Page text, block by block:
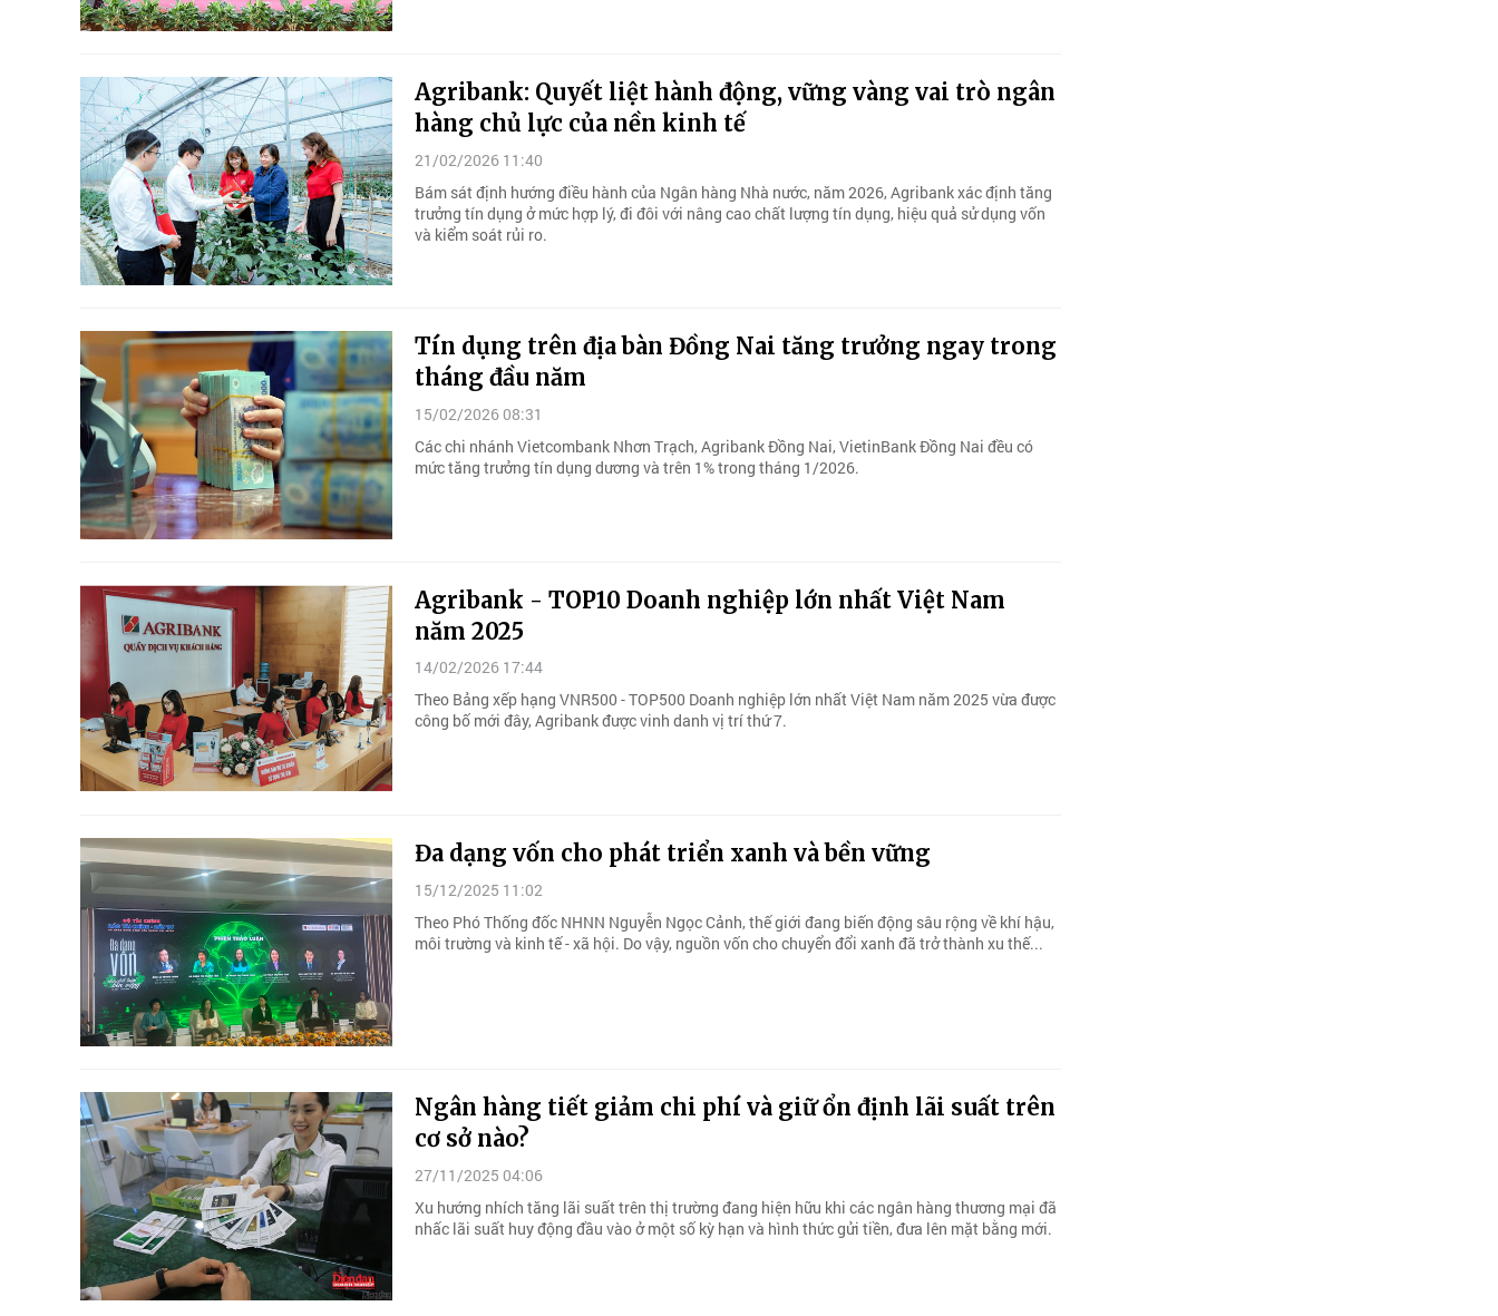
Agribank: Quyết liệt hành động, vững vàng vai trò ngân
hàng chủ lực của nền kinh tế
21/02/2026 11:40
Bám sát định hướng điều hành của Ngân hàng Nhà nước, năm 2026, Agribank xác định tăng
trưởng tín dụng ở mức hợp lý, đi đôi với nâng cao chất lượng tín dụng, hiệu quả sử dụng vốn
và kiểm soát rủi ro.
Tín dụng trên địa bàn Đồng Nai tăng trưởng ngay trong
tháng đầu năm
15/02/2026 08:31
Các chi nhánh Vietcombank Nhơn Trạch, Agribank Đồng Nai, VietinBank Đồng Nai đều có
mức tăng trưởng tín dụng dương và trên 1% trong tháng 1/2026.
Agribank - TOP10 Doanh nghiệp lớn nhất Việt Nam
năm 2025
14/02/2026 17:44
Theo Bảng xếp hạng VNR500 - TOP500 Doanh nghiệp lớn nhất Việt Nam năm 2025 vừa được
công bố mới đây, Agribank được vinh danh vị trí thứ 7.
Đa dạng vốn cho phát triển xanh và bền vững
15/12/2025 11:02
Theo Phó Thống đốc NHNN Nguyễn Ngọc Cảnh, thế giới đang biến động sâu rộng về khí hậu,
môi trường và kinh tế - xã hội. Do vậy, nguồn vốn cho chuyển đổi xanh đã trở thành xu thế...
Ngân hàng tiết giảm chi phí và giữ ổn định lãi suất trên
cơ sở nào?
27/11/2025 04:06
Xu hướng nhích tăng lãi suất trên thị trường đang hiện hữu khi các ngân hàng thương mại đã
nhấc lãi suất huy động đầu vào ở một số kỳ hạn và hình thức gửi tiền, đưa lên mặt bằng mới.